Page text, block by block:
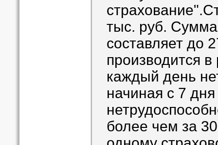
тыс. руб. Сумма
составляет до
производится
каждый день
начиная с 7
более чем за